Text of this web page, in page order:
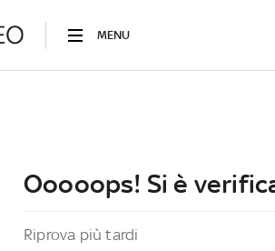
MENU
Ooooops! Si è
Riprova più tardi